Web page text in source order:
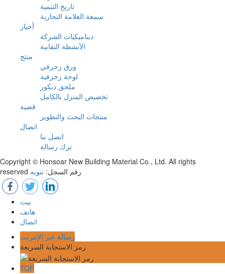
تاريخ التنمية
سمعة العلامة التجارية
أخبار
ديناميكيات الشركة
الأنشطة النقابية
منتج
ورق زخرفي
لوحة زخرفية
ملحق ديكور
تخصيص المنزل بالكامل
قضية
منتجات البحث والتطوير
اتصال
اتصل بنا
ترك رسالة
Copyright © Honsoar New Building Material Co., Ltd. All rights
reserved رقم السجل: تنويه
بيت
هاتف
اتصال
رسالة عبر الإنترنت
رمز الاستجابة السريعة
TOP